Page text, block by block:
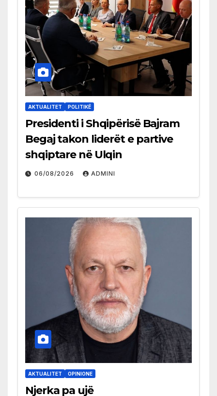
AKTUALITET POLITIKË
Presidenti i Shqipërisë Bajram
Begaj takon liderët e partive
shqiptare në Ulqin
06/08/2026 ADMINI
AKTUALITET OPINIONE
Njerka pa ujë